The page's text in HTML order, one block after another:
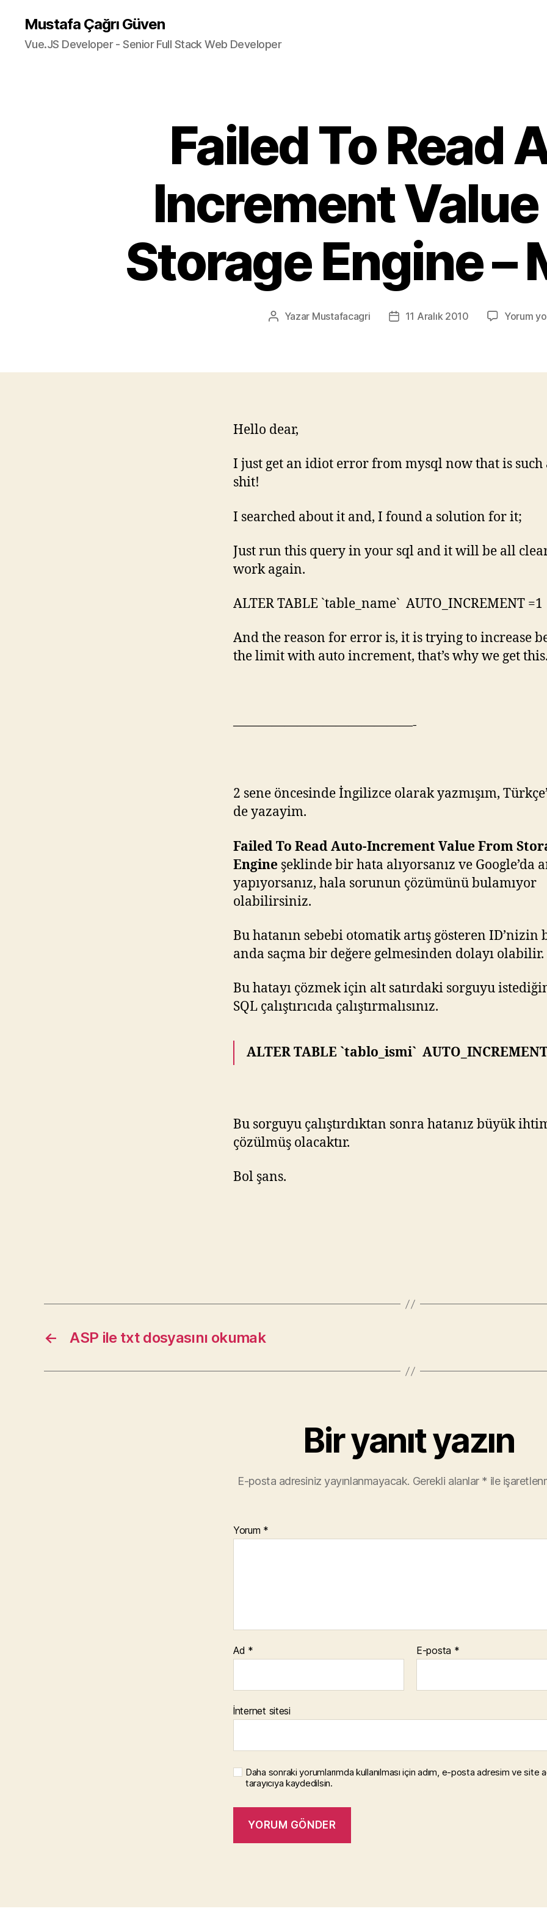
Mustafa Çağrı Güven
Vue.JS Developer - Senior Full Stack Web Developer
Failed To Read
Increment
Storage Engine –
Yazının
Yazar Mustafacagri
Yazı11 Aralık 2010 Yorum
Hello dear,
I just get an idiot error from mysql now that is such
shit!
I searched about it and, I found a solution for it;
Just run this query in your sql and it will be all
work again.
ALTER TABLE `table_name` AUTO_INCREMENT =1
And the reason for error is, it is trying to increase
the limit with auto increment, that’s why we get this.
——————————————-
2 sene öncesinde İngilizce olarak yazmışım,
de yazayim.
Failed To Read Auto-Increment Value From
Engine şeklinde bir hata alıyorsanız ve Google’da
yapıyorsanız, hala sorunun çözümünü bulamıyor
olabilirsiniz.
Bu hatanın sebebi otomatik artış gösteren ID’nizin
anda saçma bir değere gelmesinden dolayı olabilir.
Bu hatayı çözmek için alt satırdaki sorguyu
SQL çalıştırıcıda çalıştırmalısınız.
ALTER TABLE `tablo_ismi`
Bu sorguyu çalıştırdıktan sonra hatanız büyük
çözülmüş olacaktır.
Bol şans.
← ASP ile txt dosyasını okumak
Bir yanıt yazın
E-posta adresiniz yayınlanmayacak. Gerekli alanlar * ile
Yorum *
Ad * E-posta *
İnternet sitesi
Daha sonraki yorumlarımda kullanılması için adım, e-posta adresim ve site
tarayıcıya kaydedilsin.